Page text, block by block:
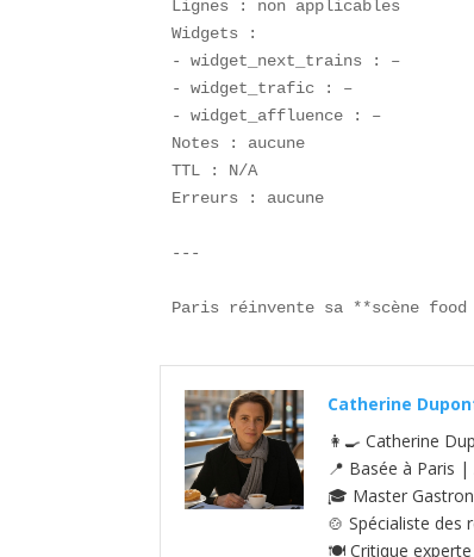
Lignes : non applicables
Widgets :
- widget_next_trains : –
- widget_trafic : –
- widget_affluence : –
Notes : aucune
TTL : N/A
Erreurs : aucune
---
Paris réinvente sa **scène
Catherine
👩‍🍳 Catherine
📍 Basée à Paris
🎓 Master
🍲 Spécialiste des
🍽️ Critique experte